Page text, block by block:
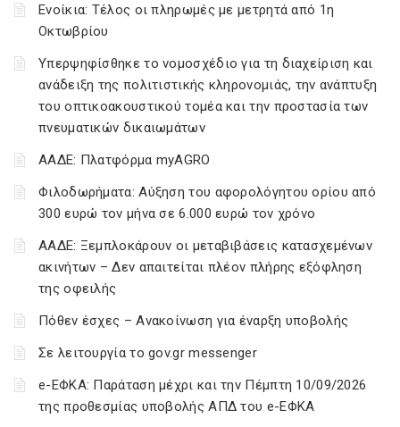
Ενοίκια: Τέλος οι πληρωμές με μετρητά από 1η
Οκτωβρίου
Υπερψηφίσθηκε το νομοσχέδιο για τη διαχείριση και
ανάδειξη της πολιτιστικής κληρονομιάς, την ανάπτυξη
του οπτικοακουστικού τομέα και την προστασία των
πνευματικών δικαιωμάτων
ΑΑΔΕ: Πλατφόρμα myAGRO
Φιλοδωρήματα: Αύξηση του αφορολόγητου ορίου από
300 ευρώ τον μήνα σε 6.000 ευρώ τον χρόνο
ΑΑΔΕ: Ξεμπλοκάρουν οι μεταβιβάσεις κατασχεμένων
ακινήτων – Δεν απαιτείται πλέον πλήρης εξόφληση
της οφειλής
Πόθεν έσχες – Ανακοίνωση για έναρξη υποβολής
Σε λειτουργία το gov.gr messenger
e-ΕΦΚΑ: Παράταση μέχρι και την Πέμπτη 10/09/2026
της προθεσμίας υποβολής ΑΠΔ του e-ΕΦΚΑ